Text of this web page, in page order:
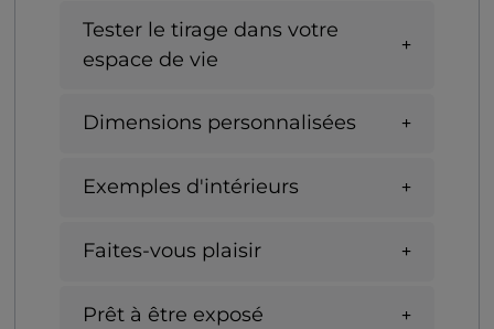
Tester le tirage dans votre
espace de vie
Dimensions personnalisées
Exemples d'intérieurs
Faites-vous plaisir
Prêt à être exposé